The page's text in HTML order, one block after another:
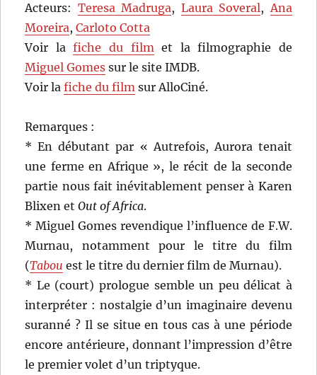
Acteurs: Teresa Madruga, Laura Soveral,Ana
Moreira,Carloto Cotta
Voir lafiche du filmet la filmographie de
Miguel Gomes sur le site IMDB.
Voir lafiche du film sur AlloCiné.
Remarques :
* En débutant par « Autrefois, Aurora tenait
une ferme en Afrique », le récit de la seconde
partie nous fait inévitablement penser à Karen
Blixen etOut of Africa.
* Miguel Gomes revendique l’influence de F.W.
Murnau, notamment pour le titre du film
(Tabou est le titre du dernier film de Murnau).
* Le (court) prologue semble un peu délicat à
interpréter : nostalgie d’un imaginaire devenu
suranné ? Il se situe en tous cas à une période
encore antérieure, donnant l’impression d’être
le premier volet d’un triptyque.